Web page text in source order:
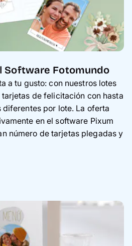
Software Fotomundo
a tu gusto: con nuestros lotes
de felicitación con hasta
por lote. La oferta
en el software Pixum
número de tarjetas plegadas y